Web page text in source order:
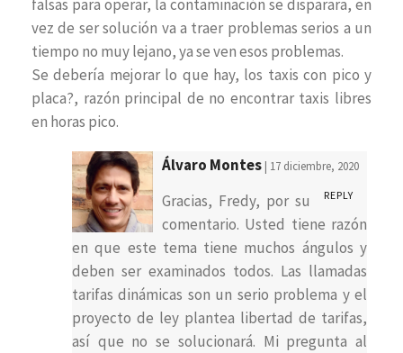
falsas para operar, la contaminación se disparara, en
vez de ser solución va a traer problemas serios a un
tiempo no muy lejano, ya se ven esos problemas.
Se debería mejorar lo que hay, los taxis con pico y
placa?, razón principal de no encontrar taxis libres
en horas pico.
Álvaro Montes | 17 diciembre, 2020
REPLY
Gracias, Fredy, por su
comentario. Usted tiene razón
en que este tema tiene muchos ángulos y
deben ser examinados todos. Las llamadas
tarifas dinámicas son un serio problema y el
proyecto de ley plantea libertad de tarifas,
así que no se solucionará. Mi pregunta al